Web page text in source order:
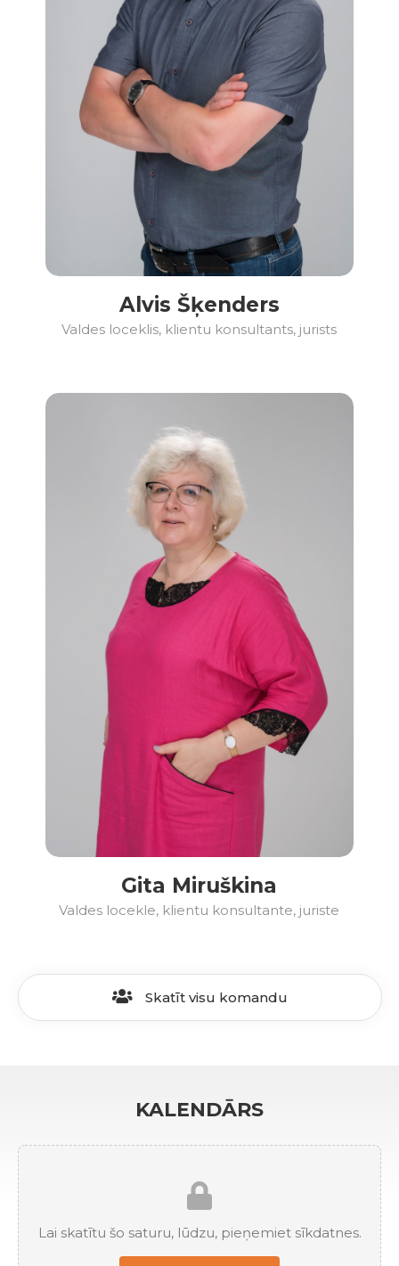
Alvis Šķenders
Valdes loceklis, klientu konsultants, jurists
Gita Miruškina
Valdes locekle, klientu konsultante, juriste
Skatīt visu komandu
KALENDĀRS
Lai skatītu šo saturu, lūdzu, pieņemiet sīkdatnes.